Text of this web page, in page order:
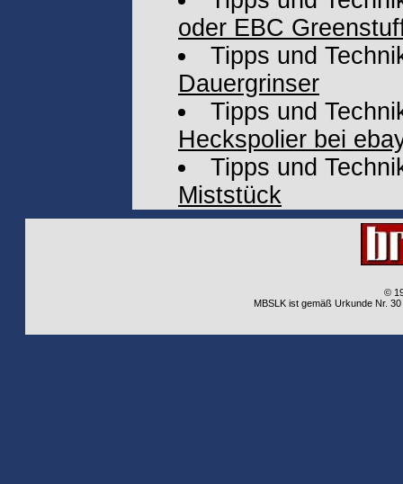
oder EBC
Tipps und
Dauergrinser
Tipps und
Heckspolier bei
Tipps und
Miststück
©
MBSLK ist gemäß Urkunde Nr.